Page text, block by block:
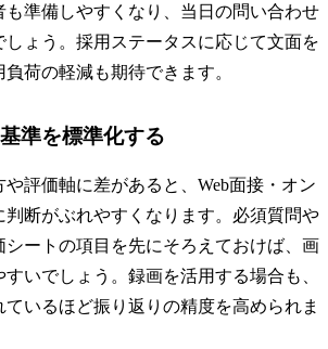
も準備しやすくなり、当日の問い合わせ
ょう。採用ステータスに応じて文面を
荷の軽減も期待できます。
準を標準化する
評価軸に差があると、Web面接・オン
判断がぶれやすくなります。必須質問や
シートの項目を先にそろえておけば、画
いでしょう。録画を活用する場合も、
いるほど振り返りの精度を高められま